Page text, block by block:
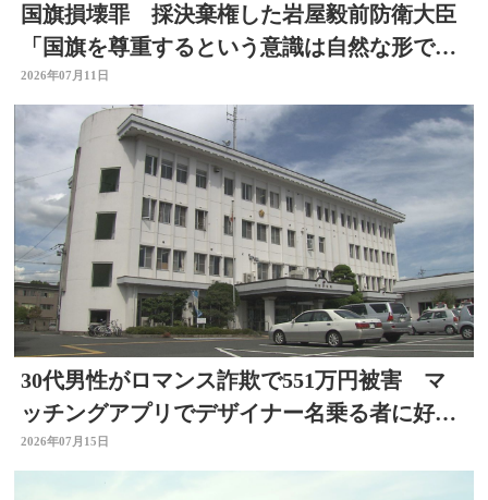
国旗損壊罪 採決棄権した岩屋毅前防衛大臣
「国旗を尊重するという意識は自然な形で育
まれるべきもの」大分
2026年07月11日
30代男性がロマンス詐欺で551万円被害 マ
ッチングアプリでデザイナー名乗る者に好意
抱く 大分
2026年07月15日